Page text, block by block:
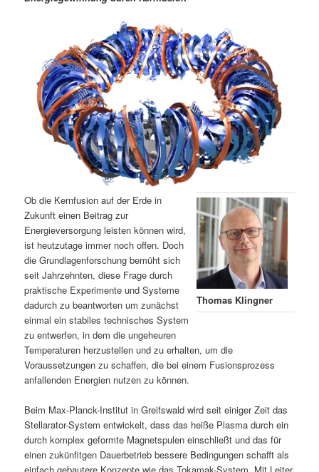
e
h
a
l
t
s
p
i
n
ä
I
n
h
a
l
t
p
r
n
Thomas Klingner
Ob die Kernfusion auf der Erde in
Zukunft einen Beitrag zur
Energieversorgung leisten können wird,
ist heutzutage immer noch offen. Doch
die Grundlagenforschung bemüht sich
seit Jahrzehnten, diese Frage durch
praktische Experimente und Systeme
dadurch zu beantworten um zunächst
einmal ein stabiles technisches System
zu entwerfen, in dem die ungeheuren
Temperaturen herzustellen und zu erhalten, um die
Voraussetzungen zu schaffen, die bei einem Fusionsprozess
anfallenden Energien nutzen zu können.
Beim Max-Planck-Institut in Greifswald wird seit einiger Zeit das
Stellarator-System entwickelt, dass das heiße Plasma durch ein
durch komplex geformte Magnetspulen einschließt und das für
einen zukünfitgen Dauerbetrieb bessere Bedingungen schafft als